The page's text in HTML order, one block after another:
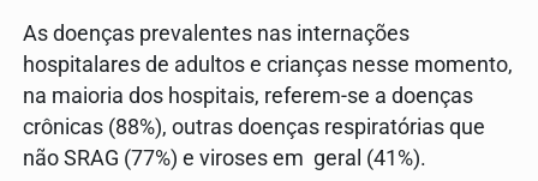
As doenças prevalentes nas internações
hospitalares de adultos e crianças nesse momento,
na maioria dos hospitais, referem-se a doenças
crônicas (88%), outras doenças respiratórias que
não SRAG (77%) e viroses em geral (41%).